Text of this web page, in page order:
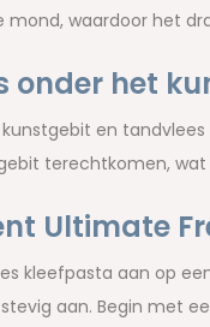
mond, waardoor het
onder het
en
terechtkomen,
Ultimate
kleefpasta aan op
aan. Begin met